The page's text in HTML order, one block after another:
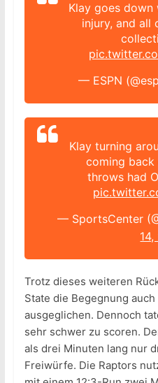
Klay goes down
injury, and all
— ESPN
Klay turning
coming
throws had
— SportsCenter
14,
Trotz dieses weiteren
State die Begegnung
ausgeglichen. Dennoch
sehr schwer zu scoren.
als drei Minuten lang nur
Freiwürfe. Die Raptors